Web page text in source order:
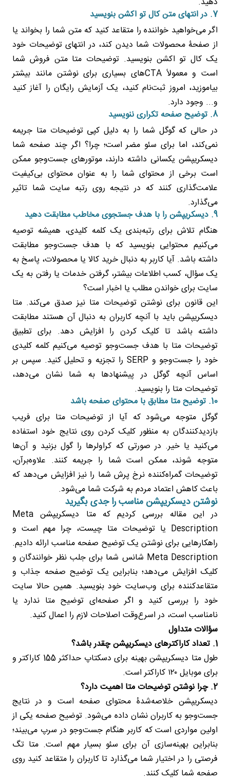
7. در انتهای متن کال تو اکشن بنویسید
اگر می‌خواهید خواننده را متقاعد کنید که متن شما را بخواند یا
از صفحۀ محصولات شما دیدن کند، در انتهای توضیحات خود
یک کال تو اکشن بنویسید. توضیحات متا متن فروش شما
است و معمولاً CTAهای بسیاری برای نوشتن مانند بیشتر
بیاموزید، امروز ثبت‌نام کنید، یک آزمایش رایگان را آغاز کنید
و... وجود دارد.
8. توضیح صفحه تکراری ننویسید
در حالی که گوگل شما را به دلیل کپی توضیحات متا جریمه
نمی‌کند، اما برای سئو مضر است؛ چرا؟ اگر چند صفحه شما
دیسکریپشن یکسانی داشته دارند، موتورهای جست‌وجو ممکن
است برخی از محتوای شما را به عنوان محتوای بی‌کیفیت
علامت‌گذاری کنند که در نتیجه روی رتبه سایت شما تاثیر
می‌گذارد.
9. دیسکریپشن را با هدف جستجوی مخاطب مطابقت دهید
هنگام تلاش برای رتبه‌بندی یک کلمه کلیدی، همیشه توصیه
می‌کنیم محتوایی بنویسید که با هدف جست‌وجو مطابقت
داشته باشد. آیا کاربر به دنبال خرید کالا یا محصولات، پاسخ به
یک سؤال، کسب اطلاعات بیشتر، گرفتن خدمات یا رفتن به یک
سایت برای خواندن مطلب یا اخبار است؟
این قانون برای نوشتن توضیحات متا نیز صدق می‌کند. متا
دیسکریپشن باید با آنچه کاربران به دنبال آن هستند مطابقت
داشته باشد تا کلیک کردن را افزایش دهد. برای تطبیق
توضیحات متا با هدف جست‌وجو توصیه می‌کنیم کلمه کلیدی
خود را جست‌وجو و SERP را تجزیه و تحلیل کنید. سپس بر
اساس آنچه گوگل در پیشنهادها به شما نشان می‌دهد،
توضیحات متا را بنویسید.
10. توضیح متا مطابق با محتوای صفحه باشد
گوگل متوجه می‌شود که آیا از توضیحات متا برای فریب
بازدیدکنندگان به منظور کلیک کردن روی نتایج خود استفاده
می‌کنید یا خیر. در صورتی که کراولرها را گول بزنید و آن‌ها
متوجه شوند، ممکن است شما را جریمه کنند. علاوه‌برآن،
توضیحات گمراه‌کننده نرخ پرش شما را نیز افزایش می‌دهد که
باعث کاهش اعتماد مردم به شرکت شما می‌شود.
نوشتن دیسکریپشن مناسب را جدی بگیرید
در این مقاله بررسی کردیم که متا دیسکریپشن Meta
Description یا توضیحات متا چیست، چرا مهم است و
راهکارهایی برای نوشتن یک توضیح صفحه مناسب ارائه دادیم.
Meta Description شانس شما برای جلب نظر خوانندگان و
کلیک افزایش می‌دهد؛ بنابراین یک توضیح صفحه جذاب و
متقاعدکننده برای وب‌سایت خود بنویسید. همین حالا سایت
خود را بررسی کنید و اگر صفحه‌ای توضیح متا ندارد یا
نامناسب است، در اسرع‌وقت اصلاحات لازم را اعمال کنید.
سؤالات متداول
1. تعداد کاراکترهای دیسکریپشن چقدر باشد؟
طول متا دیسکریپشن بهینه برای دسکتاپ حداکثر 155 کاراکتر و
برای موبایل ۱۲۰ کاراکتر است.
2. چرا نوشتن توضیحات متا اهمیت دارد؟
دیسکریپشن خلاصه‌شدۀ محتوای صفحه است و در نتایج
جست‌وجو به کاربران نشان داده می‌شود. توضیح صفحه یکی از
اولین مواردی است که کاربر هنگام جست‌وجو در سرپ می‌بیند؛
بنابراین بهینه‌سازی آن برای سئو بسیار مهم است. متا تگ
فرصتی را در اختیار شما می‌گذارد تا کاربران را متقاعد کنید روی
صفحه شما کلیک کنند.